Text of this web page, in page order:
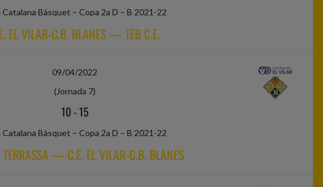
Catalana Bàsquet – Copa 2a D – B 2021-22
EL VILAR-C.B. BLANES — TEB C.E.
09/04/2022
(Jornada 7)
10-15
Catalana Bàsquet – Copa 2a D – B 2021-22
— C.E. EL VILAR-C.B. BLANES